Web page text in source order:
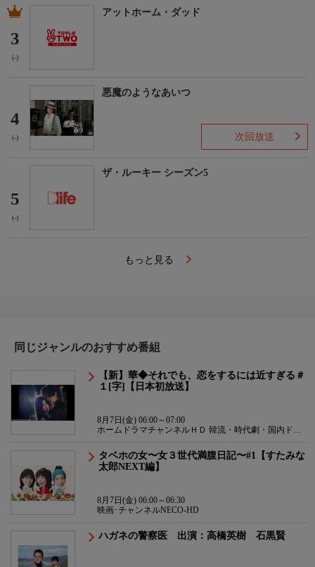
3
(-)
アットホーム・ダッド
4
(-)
悪魔のようなあいつ
次回放送
5
(-)
ザ・ルーキー シーズン5
もっと見る
同じジャンルのおすすめ番組
【新】華◆それでも、恋をするには近すぎる＃
１[字]【日本初放送】
8月7日(金) 06:00～07:00
ホームドラマチャンネルＨＤ 韓流・時代劇・国内ドラ
タベホの女〜女３世代満腹日記〜#1【すたみな
太郎NEXT編】
8月7日(金) 06:00～06:30
映画･チャンネルNECO-HD
ハガネの警察医 出演：高橋英樹 石黒賢